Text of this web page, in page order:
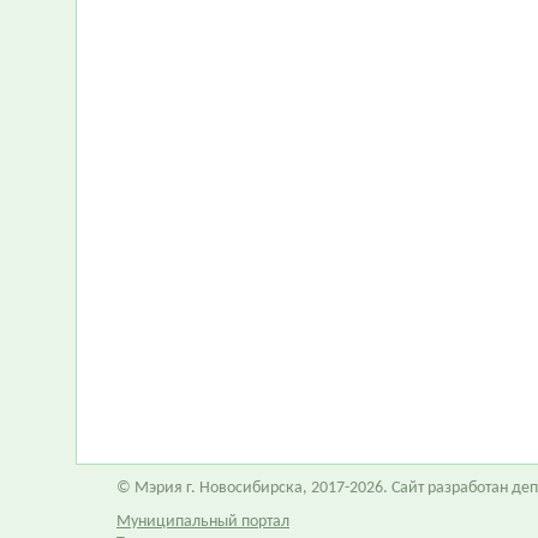
© Мэрия г. Новосибирска, 2017-2026. Сайт разработан
Муниципальный портал